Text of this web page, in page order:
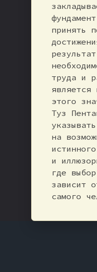
принять
труда и
является
этого
Туз
указывать
на
и
где
зависит
самого